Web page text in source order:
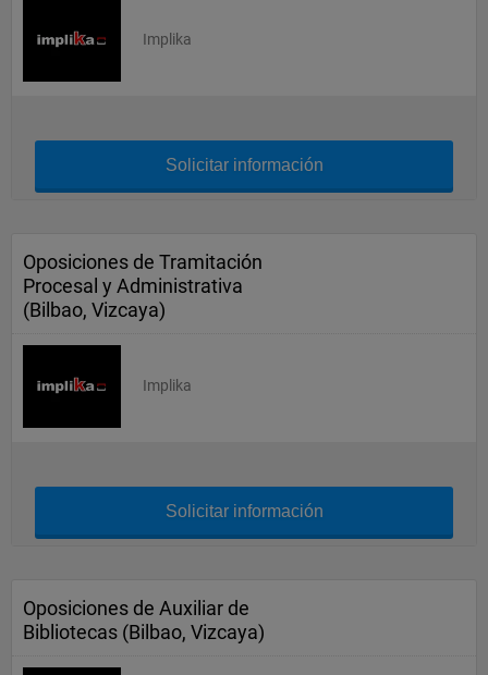
Implika
Solicitar información
Oposiciones de Tramitación
Procesal y Administrativa
(Bilbao, Vizcaya)
Implika
Solicitar información
Oposiciones de Auxiliar de
Bibliotecas (Bilbao, Vizcaya)